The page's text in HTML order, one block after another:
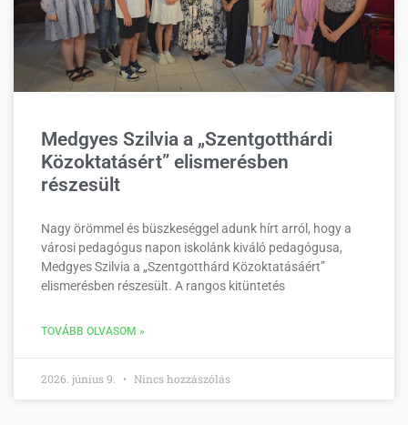
Medgyes Szilvia a „Szentgotthárdi
Közoktatásért” elismerésben
részesült
Nagy örömmel és büszkeséggel adunk hírt arról, hogy a
városi pedagógus napon iskolánk kiváló pedagógusa,
Medgyes Szilvia a „Szentgotthárd Közoktatásáért”
elismerésben részesült. A rangos kitüntetés
TOVÁBB OLVASOM »
2026. június 9. Nincs hozzászólás